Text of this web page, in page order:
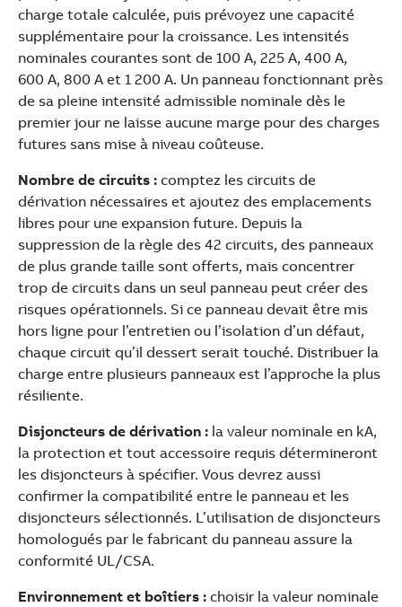
charge totale calculée, puis prévoyez une capacité
supplémentaire pour la croissance. Les intensités
nominales courantes sont de 100 A, 225 A, 400 A,
600 A, 800 A et 1 200 A. Un panneau fonctionnant près
de sa pleine intensité admissible nominale dès le
premier jour ne laisse aucune marge pour des charges
futures sans mise à niveau coûteuse.
Nombre de circuits : comptez les circuits de
dérivation nécessaires et ajoutez des emplacements
libres pour une expansion future. Depuis la
suppression de la règle des 42 circuits, des panneaux
de plus grande taille sont offerts, mais concentrer
trop de circuits dans un seul panneau peut créer des
risques opérationnels. Si ce panneau devait être mis
hors ligne pour l’entretien ou l’isolation d’un défaut,
chaque circuit qu’il dessert serait touché. Distribuer la
charge entre plusieurs panneaux est l’approche la plus
résiliente.
Disjoncteurs de dérivation : la valeur nominale en kA,
la protection et tout accessoire requis détermineront
les disjoncteurs à spécifier. Vous devrez aussi
confirmer la compatibilité entre le panneau et les
disjoncteurs sélectionnés. L’utilisation de disjoncteurs
homologués par le fabricant du panneau assure la
conformité UL/CSA.
Environnement et boîtiers : choisir la valeur nominale